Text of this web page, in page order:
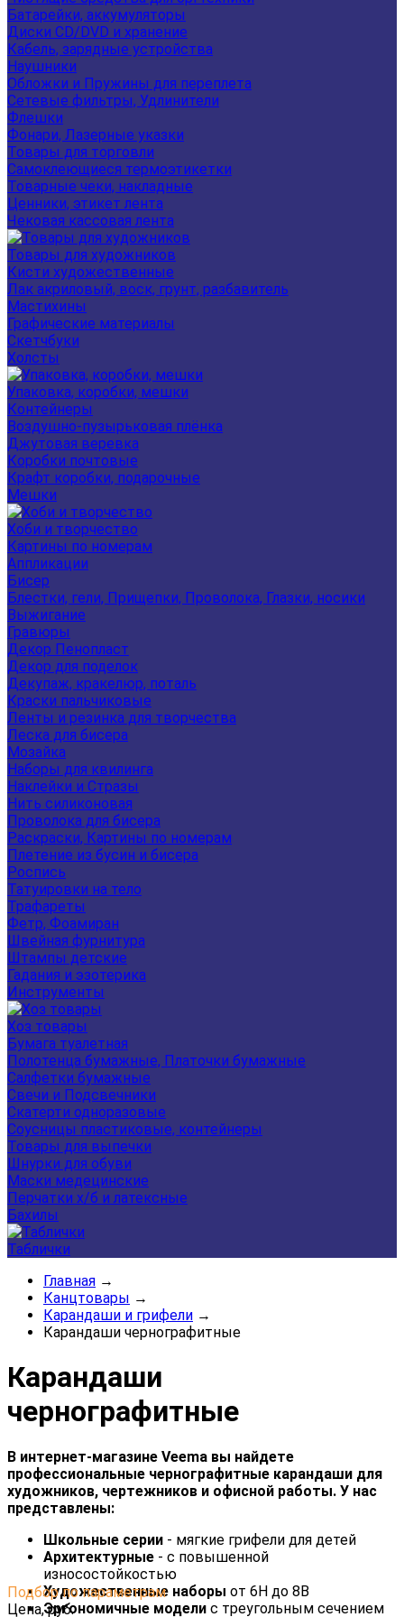
Батарейки, аккумуляторы
Диски CD/DVD и хранение
Кабель, зарядные устройства
Наушники
Обложки и Пружины для переплета
Сетевые фильтры, Удлинители
Флешки
Фонари, Лазерные указки
Товары для торговли
Самоклеющиеся термоэтикетки
Товарные чеки, накладные
Ценники, этикет лента
Чековая кассовая лента
Товары для художников
Кисти художественные
Лак акриловый, воск, грунт, разбавитель
Мастихины
Графические материалы
Скетчбуки
Холсты
Упаковка, коробки, мешки
Контейнеры
Воздушно-пузырьковая плёнка
Джутовая веревка
Коробки почтовые
Крафт коробки, подарочные
Мешки
Хоби и творчество
Картины по номерам
Аппликации
Бисер
Блестки, гели, Прищепки, Проволока, Глазки, носики
Выжигание
Гравюры
Декор Пенопласт
Декор для поделок
Декупаж, кракелюр, поталь
Краски пальчиковые
Ленты и резинка для творчества
Леска для бисера
Мозайка
Наборы для квилинга
Наклейки и Стразы
Нить силиконовая
Проволока для бисера
Раскраски, Картины по номерам
Плетение из бусин и бисера
Роспись
Татуировки на тело
Трафареты
Фетр, Фоамиран
Швейная фурнитура
Штампы детские
Гадания и эзотерика
Инструменты
Хоз товары
Бумага туалетная
Полотенца бумажные, Платочки бумажные
Салфетки бумажные
Свечи и Подсвечники
Скатерти одноразовые
Соусницы пластиковые, контейнеры
Товары для выпечки
Шнурки для обуви
Маски медецинские
Перчатки х/б и латексные
Бахилы
Таблички
Главная →
Канцтовары →
Карандаши и грифели →
Карандаши чернографитные
Карандаши
чернографитные
В интернет-магазине Veema вы найдете
профессиональные чернографитные карандаши для
художников, чертежников и офисной работы. У нас
представлены:
Школьные серии - мягкие грифели для детей
Архитектурные - с повышенной
износостойкостью
Художественные наборы от 6H до 8B
Эргономичные модели с треугольным сечением
Подбор по параметрам
Цена,руб.